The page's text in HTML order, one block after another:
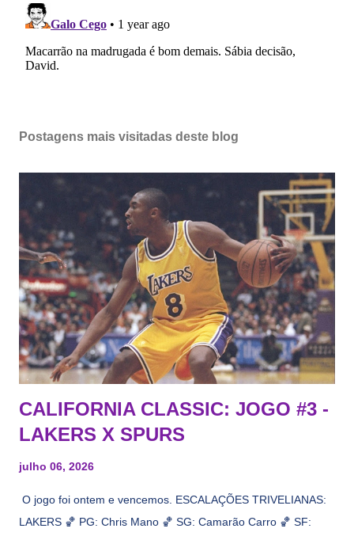
Postagens mais visitadas deste blog
CALIFORNIA CLASSIC: JOGO #3 -
LAKERS X SPURS
julho 06, 2026
O jogo foi ontem e vencemos. ESCALAÇÕES TRIVELIANAS:
LAKERS 🏀 PG: Chris Mano 🏀 SG: Camarão Carro 🏀 SF: